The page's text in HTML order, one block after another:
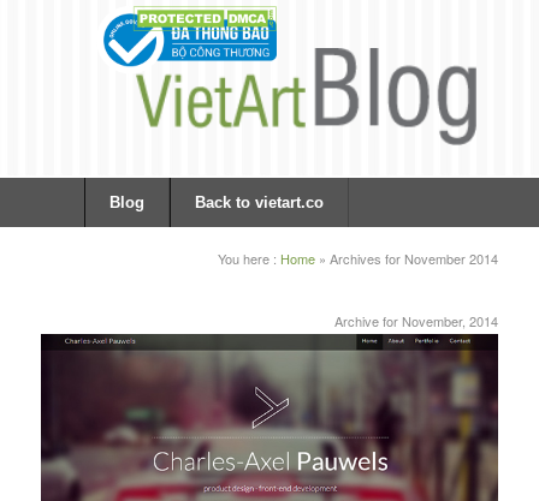
Blog Back to vietart.co
You here : Home » Archives for November 2014
Archive for November, 2014